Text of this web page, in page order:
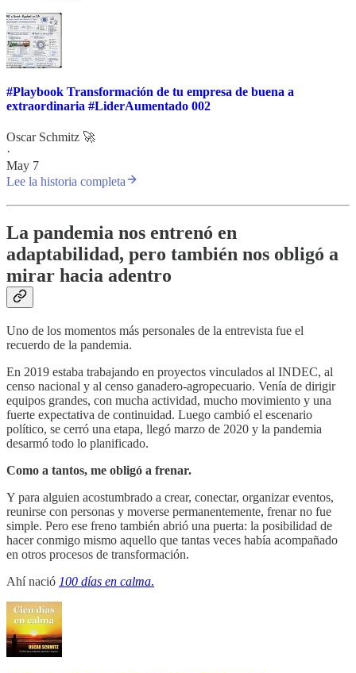
#Playbook Transformación de tu empresa de buena a
extraordinaria #LiderAumentado 002
Oscar Schmitz 🚀
·
May 7
Lee la historia completa
La pandemia nos entrenó en
adaptabilidad, pero también nos obligó a
mirar hacia adentro
Uno de los momentos más personales de la entrevista fue el
recuerdo de la pandemia.
En 2019 estaba trabajando en proyectos vinculados al INDEC, al
censo nacional y al censo ganadero-agropecuario. Venía de dirigir
equipos grandes, con mucha actividad, mucho movimiento y una
fuerte expectativa de continuidad. Luego cambió el escenario
político, se cerró una etapa, llegó marzo de 2020 y la pandemia
desarmó todo lo planificado.
Como a tantos, me obligó a frenar.
Y para alguien acostumbrado a crear, conectar, organizar eventos,
reunirse con personas y moverse permanentemente, frenar no fue
simple. Pero ese freno también abrió una puerta: la posibilidad de
hacer conmigo mismo aquello que tantas veces había acompañado
en otros procesos de transformación.
Ahí nació 100 días en calma.